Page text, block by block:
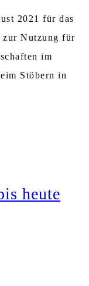
2021 für das
zur Nutzung für
im
Stöbern in
heute